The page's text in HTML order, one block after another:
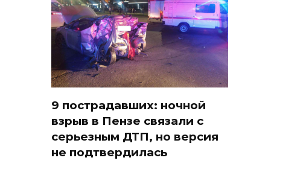
9 пострадавших: ночной
взрыв в Пензе связали с
серьезным ДТП, но версия
не подтвердилась